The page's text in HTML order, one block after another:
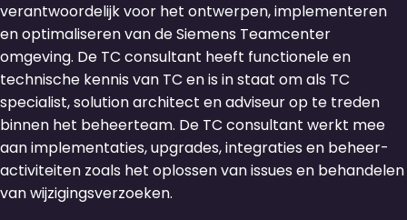
verantwoordelijk voor het ontwerpen, implementeren
en optimaliseren van de Siemens Teamcenter
omgeving. De TC consultant heeft functionele en
technische kennis van TC en is in staat om als TC
specialist, solution architect en adviseur op te treden
binnen het beheerteam. De TC consultant werkt mee
aan implementaties, upgrades, integraties en beheer-
activiteiten zoals het oplossen van issues en behandelen
van wijzigingsverzoeken.